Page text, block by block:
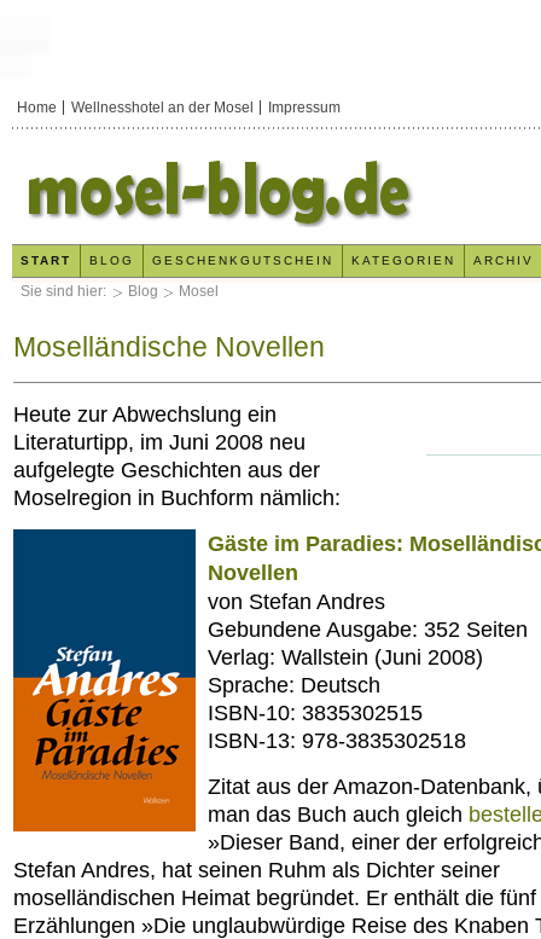
Sie sind hier: Blog Mosel
Moselländische Novellen
Heute zur Abwechslung ein
Literaturtipp, im Juni 2008 neu
aufgelegte Geschichten aus der
Moselregion in Buchform nämlich:
Gäste im Paradies:
Novellen
von Stefan Andres
Gebundene Ausgabe: 352 Seiten
Verlag: Wallstein (Juni 2008)
Sprache: Deutsch
ISBN-10: 3835302515
ISBN-13: 978-3835302518
Zitat aus der Amazon-Datenbank,
man das Buch auch gleich
»Dieser Band, einer der
Stefan Andres, hat seinen Ruhm als Dichter seiner
moselländischen Heimat begründet. Er enthält die fünf
Erzählungen »Die unglaubwürdige Reise des Knaben
Home Wellnesshotel an der Mosel Impressum
START BLOG GESCHENKGUTSCHEIN KATEGORIEN ARCHIV